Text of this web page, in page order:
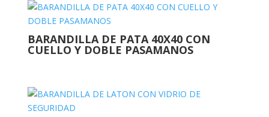
BARANDILLA DE PATA 40X40 CON
CUELLO Y DOBLE PASAMANOS